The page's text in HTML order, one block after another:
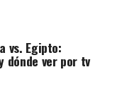
vs. Egipto:
dónde ver por tv